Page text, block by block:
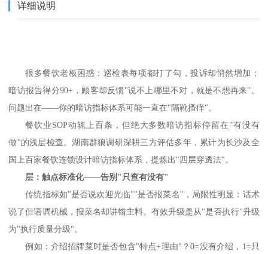
详细说明
很多餐饮老板困惑：巡检表每项都打了勾，投诉却悄然增加；
暗访报告得分90+，顾客却反馈"说不上哪里不对，就是不想再来" 。
问题出在——你的暗访指标体系可能一直在" 隔靴搔痒"。
餐饮业 SOP动辄上百条，但绝大多数暗访指标停留在"有没有
做"的浅层检查。湖南群狼调研深耕三方评估多年，累计为长沙及全
国上百家餐饮连锁设计暗访指标体系，提炼出 " 四层穿透法"。
层：触点标准化——告别 " 只查有没有"
传统指标如"是否说欢迎光临""是否报菜名 " ，局限性明显：话术
说了但语调机械，报菜名却讲错主料。有效升级是从"是否执行"升级
为"执行质量分级"。
例如：介绍招牌菜时是否包含"特点+理由" ？0=没有介绍， 1=只